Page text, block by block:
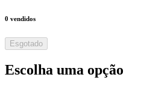
0 vendidos
Esgotado
Escolha uma opção